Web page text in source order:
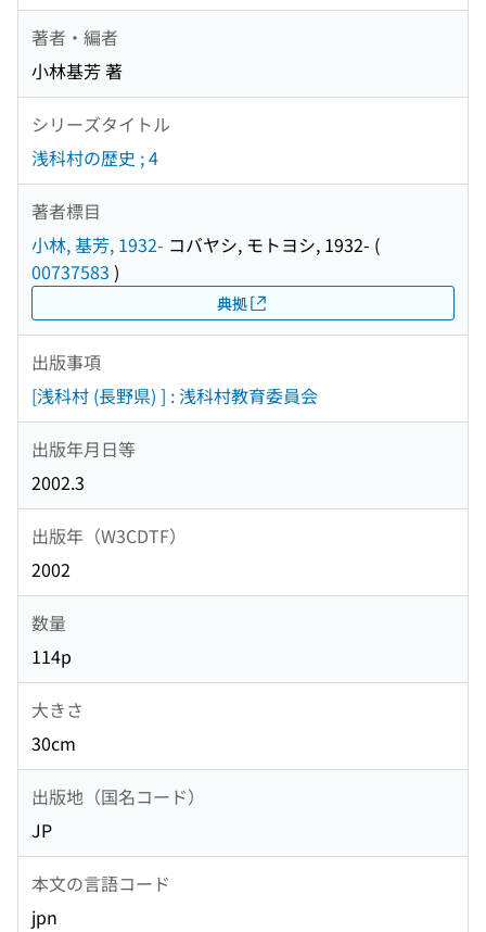
著者・編者
小林基芳 著
シリーズタイトル
浅科村の歴史 ; 4
著者標目
小林, 基芳, 1932- コバヤシ, モトヨシ, 1932- (
00737583 )
典拠
出版事項
[浅科村 (長野県) ] : 浅科村教育委員会
出版年月日等
2002.3
出版年（W3CDTF）
2002
数量
114p
大きさ
30cm
出版地（国名コード）
JP
本文の言語コード
jpn